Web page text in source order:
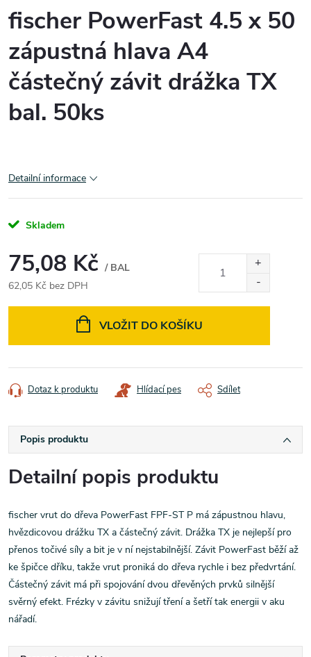
fischer PowerFast 4.5 x 50
zápustná hlava A4
částečný závit drážka TX
bal. 50ks
Detailní informace
Skladem
75,08 Kč / BAL
62,05 Kč bez DPH
VLOŽIT DO KOŠÍKU
Dotaz k produktu Hlídací pes Sdílet
Popis produktu
Detailní popis produktu
fischer vrut do dřeva PowerFast FPF-ST P má zápustnou hlavu,
hvězdicovou drážku TX a částečný závit. Drážka TX je nejlepší pro
přenos točivé síly a bit je v ní nejstabilnější. Závit PowerFast běží až
ke špičce dříku, takže vrut proniká do dřeva rychle i bez předvrtání.
Částečný závit má při spojování dvou dřevěných prvků silnější
svěrný efekt. Frézky v závitu snižují tření a šetří tak energii v aku
nářadí.